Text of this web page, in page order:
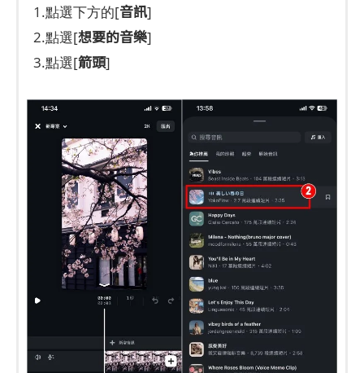
1.點選下方的[音訊]
2.點選[想要的音樂]
3.點選[箭頭]